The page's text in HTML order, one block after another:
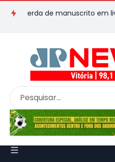
de manuscrito em livro e